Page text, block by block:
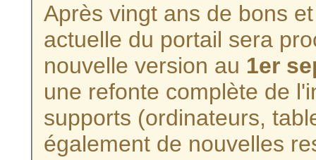
Après vingt ans de bons
actuelle du portail sera
nouvelle version au 1er
une refonte complète de
supports (ordinateurs,
également de nouvelles